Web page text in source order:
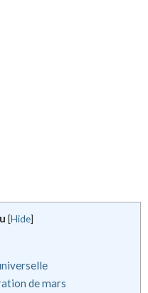
[Hide]
de mars